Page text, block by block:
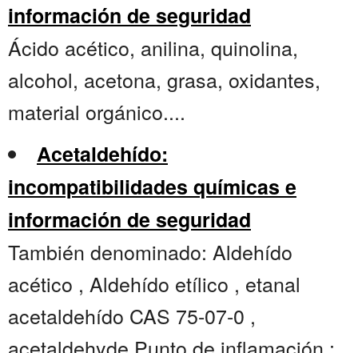
información de seguridad
Ácido acético, anilina, quinolina,
alcohol, acetona, grasa, oxidantes,
material orgánico....
Acetaldehído:
incompatibilidades químicas e
información de seguridad
También denominado: Aldehído
acético , Aldehído etílico , etanal
acetaldehído CAS 75-07-0 ,